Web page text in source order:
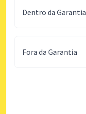
Dentro da Garantia
Fora da Garantia